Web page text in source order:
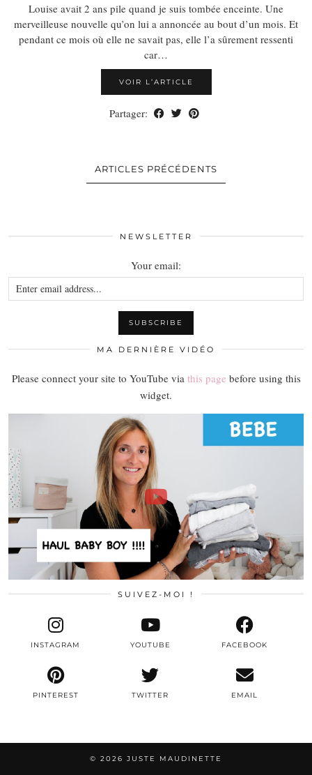
Louise avait 2 ans pile quand je suis tombée enceinte. Une
merveilleuse nouvelle qu’on lui a annoncée au bout d’un mois. Et
pendant ce mois où elle ne savait pas, elle l’a sûrement ressenti
car…
VOIR L’ARTICLE
Partager:
ARTICLES PRÉCÉDENTS
NEWSLETTER
Your email:
MA DERNIÈRE VIDÉO
Please connect your site to YouTube via this page before using this
widget.
SUIVEZ-MOI !
TWITTER
INSTAGRAM FACEBOOK
PINTEREST
YOUTUBE
EMAIL
© 2026 JUSTE MAUDINETTE